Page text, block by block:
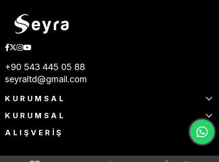
+90 543 445 05 88
seyraltd@gmail.com
KURUMSAL
KURUMSAL
ALIŞVERİŞ